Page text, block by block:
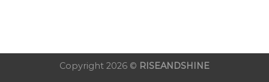
Copyright 2026 © RISEANDSHINE